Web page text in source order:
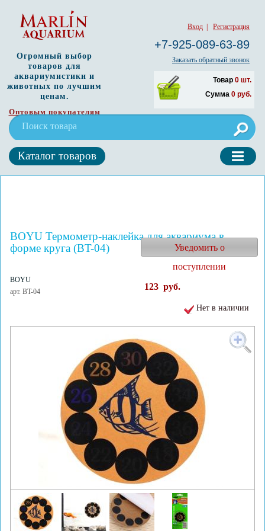
Вход Регистрация
+7-925-089-63-89
Заказать обратный звонок
Товар 0 шт.
Сумма 0 руб.
Огромный выбор
товаров для
аквариумистики и
животных по лучшим
ценам.
Оптовым покупателям
Каталог товаров
BOYU Термометр-наклейка для аквариума в
форме круга (BT-04)
BOYU
арт. BT-04
Уведомить о
поступлении
123 руб.
Нет в наличии